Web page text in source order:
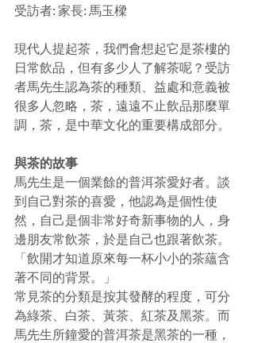
受訪者: 家長: 馬玉樑
現代人提起茶，我們會想起它是茶樓的
日常飲品，但有多少人了解茶呢？受訪
者馬先生認為茶的種類、益處和意義被
很多人忽略，茶，遠遠不止飲品那麼單
調，茶，是中華文化的重要構成部分。
與茶的故事
馬先生是一個業餘的普洱茶愛好者。談
到自己對茶的喜愛，他認為是個性使
然，自己是個非常好奇新事物的人，身
邊朋友常飲茶，於是自己也跟著飲茶。
「飲開才知道原來每一杯小小的茶蘊含
著不同的背景。」
常見茶的分類是按其發酵的程度，可分
為綠茶、白茶、黃茶、紅茶及黑茶。而
馬先生所鐘愛的普洱茶是黑茶的一種，